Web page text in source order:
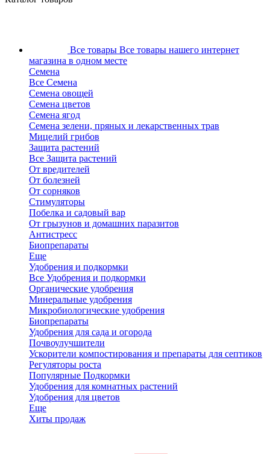
Все товары Все товары нашего интернет
магазина в одном месте
Семена
Все Семена
Семена овощей
Семена цветов
Семена ягод
Семена зелени, пряных и лекарственных трав
Мицелий грибов
Защита растений
Все Защита растений
От вредителей
От болезней
От сорняков
Стимуляторы
Побелка и садовый вар
От грызунов и домашних паразитов
Антистресс
Биопрепараты
Еще
Удобрения и подкормки
Все Удобрения и подкормки
Органические удобрения
Минеральные удобрения
Микробиологические удобрения
Биопрепараты
Удобрения для сада и огорода
Почвоулучшители
Ускорители компостирования и препараты для септиков
Регуляторы роста
Популярные Подкормки
Удобрения для комнатных растений
Удобрения для цветов
Еще
Хиты продаж